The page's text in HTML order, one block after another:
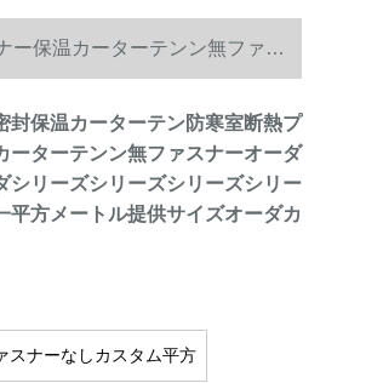
ー保温カーターテンン無ファス
ズシリーズの一平方メートル
封保温カーターテン防寒室断熱プ
ーターテンン無ファスナーオーダ
シリーズシリーズシリーズシリー
平方メートル提供サイズオーダカ
スナーなしカスタム平方